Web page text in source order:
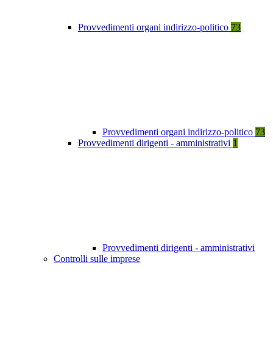
Provvedimenti organi indirizzo-politico 73
Provvedimenti organi indirizzo-politico 73
Provvedimenti dirigenti - amministrativi 1
Provvedimenti dirigenti - amministrativi
Controlli sulle imprese